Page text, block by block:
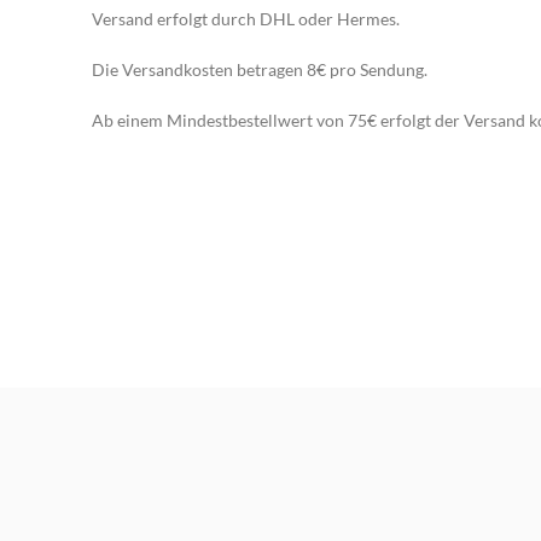
Versand erfolgt durch DHL oder Hermes.
Die Versandkosten betragen 8€ pro Sendung.
Ab einem Mindestbestellwert von 75€ erfolgt der Versand